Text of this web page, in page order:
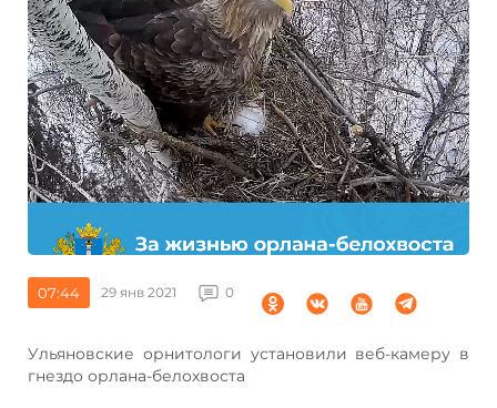
07:44 29 янв 2021 0
Ульяновские орнитологи установили веб-камеру в
гнездо орлана-белохвоста